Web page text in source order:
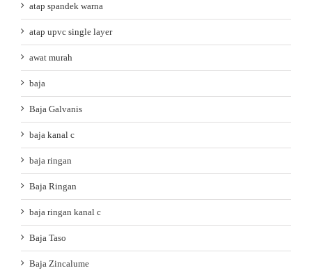
atap spandek warna
atap upvc single layer
awat murah
baja
Baja Galvanis
baja kanal c
baja ringan
Baja Ringan
baja ringan kanal c
Baja Taso
Baja Zincalume